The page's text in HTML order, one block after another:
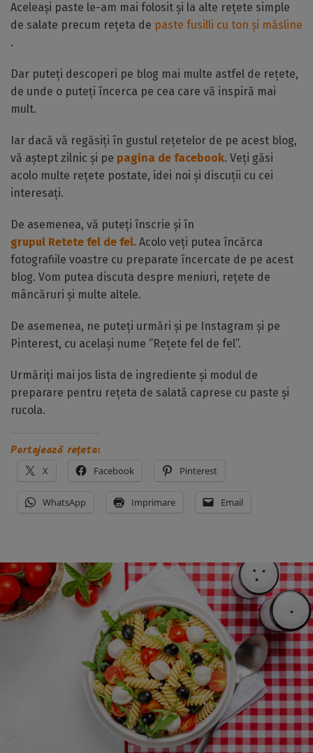
Aceleași paste le-am mai folosit și la alte rețete simple
de salate precum rețeta de paste fusilli cu ton și măsline
.
Dar puteți descoperi pe blog mai multe astfel de rețete,
de unde o puteți încerca pe cea care vă inspiră mai
mult.
Iar dacă vă regăsiți în gustul rețetelor de pe acest blog,
vă aștept zilnic și pe pagina de facebook. Veți găsi
acolo multe rețete postate, idei noi și discuții cu cei
interesați.
De asemenea, vă puteți înscrie și în
grupul Retete fel de fel. Acolo veți putea încărca
fotografiile voastre cu preparate încercate de pe acest
blog. Vom putea discuta despre meniuri, rețete de
mâncăruri și multe altele.
De asemenea, ne puteți urmări și pe Instagram și pe
Pinterest, cu același nume ”Rețete fel de fel”.
Urmăriți mai jos lista de ingrediente și modul de
preparare pentru rețeta de salată caprese cu paste și
rucola.
Partajează rețeta:
X Facebook Pinterest
WhatsApp Imprimare Email